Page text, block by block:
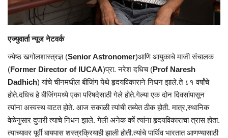
एज्युवार्ता न्यूज नेटवर्क
ज्येष्ठ खगोलशास्त्रज्ञ (Senior Astronomer)आणि आयुकाचे माजी संचालक
(Former Director of IUCAA)प्रा. नरेश दधिच (Prof Naresh
Dadhich) यांचे चीनमधील बीजिंग येथे हृदयविकाराने निधन झाले.ते ८१ वर्षांचे
होते.दधिच हे बीजिंगमध्ये एका परिषदेसाठी गेले होते.गेल्या एक दोन दिवसांपासून
त्यांना अस्वस्थ वाटत होते. आज सकाळी त्यांची तब्येत ठीक होती. मात्र,स्थानिक
वेळेनुसार दुपारी त्याचे निधन झाले. गेली अनेक वर्षे त्यांना हृदयविकाराचा त्रास होता.
त्याच्यावर पूर्वी बायपास शस्त्रक्रियाही झाली होती.त्यांचे पार्थिव भारतात आणण्यासाठी